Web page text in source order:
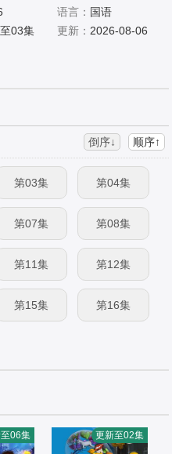
语言： 国语
03集 更新： 2026-08-06
倒序↓ 顺序↑
第03集 第04集
第07集 第08集
第11集 第12集
第15集 第16集
06集 更新至02集